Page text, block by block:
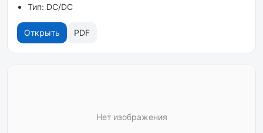
Тип: DC/DC
Открыть PDF
Нет изображения